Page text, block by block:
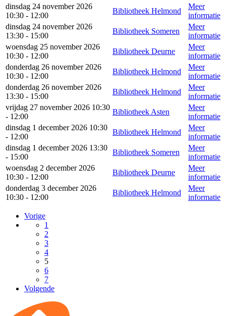
dinsdag 24 november 2026
10:30 - 12:00
Bibliotheek Helmond
Meer
informatie
dinsdag 24 november 2026
13:30 - 15:00
Bibliotheek Someren
Meer
informatie
woensdag 25 november 2026
10:30 - 12:00
Bibliotheek Deurne
Meer
informatie
donderdag 26 november 2026
10:30 - 12:00
Bibliotheek Helmond
Meer
informatie
donderdag 26 november 2026
13:30 - 15:00
Bibliotheek Helmond
Meer
informatie
vrijdag 27 november 2026 10:30
- 12:00
Bibliotheek Asten
Meer
informatie
dinsdag 1 december 2026 10:30
- 12:00
Bibliotheek Helmond
Meer
informatie
dinsdag 1 december 2026 13:30
- 15:00
Bibliotheek Someren
Meer
informatie
woensdag 2 december 2026
10:30 - 12:00
Bibliotheek Deurne
Meer
informatie
donderdag 3 december 2026
10:30 - 12:00
Bibliotheek Helmond
Meer
informatie
Vorige
1
2
3
4
5
6
7
Volgende